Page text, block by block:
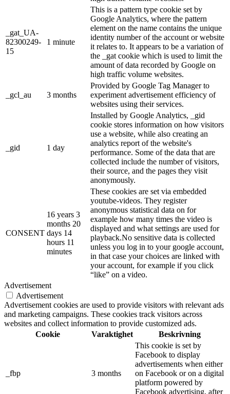
_gat_UA-
82300249-
15
1 minute
This is a pattern type cookie set by
Google Analytics, where the pattern
element on the name contains the unique
identity number of the account or website
it relates to. It appears to be a variation of
the _gat cookie which is used to limit the
amount of data recorded by Google on
high traffic volume websites.
_gcl_au 3 months
Provided by Google Tag Manager to
experiment advertisement efficiency of
websites using their services.
_gid 1 day
Installed by Google Analytics, _gid
cookie stores information on how visitors
use a website, while also creating an
analytics report of the website's
performance. Some of the data that are
collected include the number of visitors,
their source, and the pages they visit
anonymously.
CONSENT
16 years 3
months 20
days 14
hours 11
minutes
These cookies are set via embedded
youtube-videos. They register
anonymous statistical data on for
example how many times the video is
displayed and what settings are used for
playback.No sensitive data is collected
unless you log in to your google account,
in that case your choices are linked with
your account, for example if you click
“like” on a video.
Advertisement
Advertisement
Advertisement cookies are used to provide visitors with relevant ads
and marketing campaigns. These cookies track visitors across
websites and collect information to provide customized ads.
Cookie
Varaktighet Beskrivning
_fbp 3 months
This cookie is set by
Facebook to display
advertisements when either
on Facebook or on a digital
platform powered by
Facebook advertising, after